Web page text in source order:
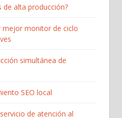
de alta producción?
mejor monitor de ciclo
simultánea de
SEO local
de atención al